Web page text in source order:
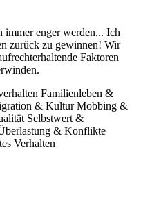
immer enger werden... Ich
zurück zu gewinnen! Wir
Faktoren
Familienleben &
& Kultur Mobbing &
Selbstwert &
& Konflikte
Verhalten